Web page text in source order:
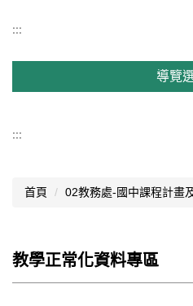
:::
導覽
認識西松
文件資料
:::
首頁 02教務處-國中課程計畫
教學正常化資料專區